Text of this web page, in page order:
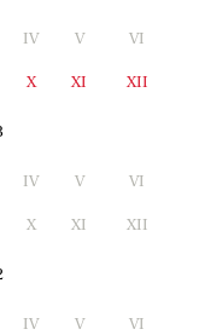
IV V VI
X XI XII
IV V VI
X XI XII
IV V VI